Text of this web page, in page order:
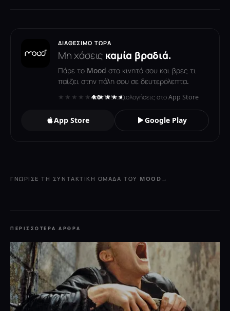
ΔΙΑΘΈΣΙΜΟ ΤΏΡΑ
Μη χάσεις καμία βραδιά.
Πάρε το Mood στο κινητό σου και βρες τι
παίζει στην πόλη σου σε δευτερόλεπτα.
★★★★★★★★★★
4.6· 119 αξιολογήσεις στο App Store
App Store Google Play
ΓΝΏΡΙΣΕ ΤΗ ΣΥΝΤΑΚΤΙΚΉ ΟΜΆΔΑ ΤΟΥ MOOD →
ΠΕΡΙΣΣΌΤΕΡΑ ΆΡΘΡΑ